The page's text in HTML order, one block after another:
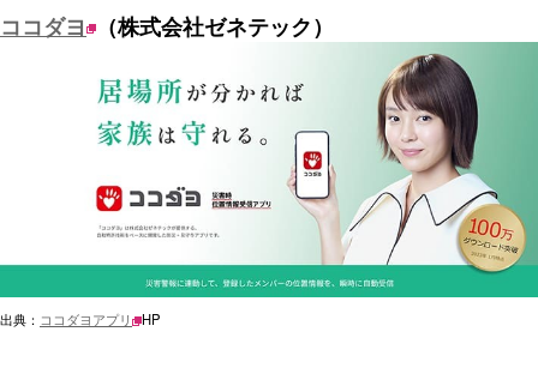
ココダヨ （株式会社ゼネテック）
出典： ココダヨアプリ HP